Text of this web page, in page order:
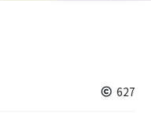
627